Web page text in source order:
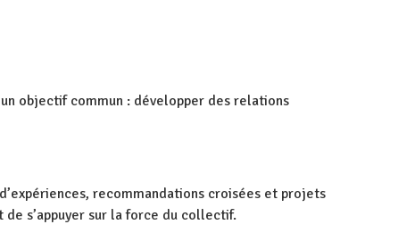
objectif commun : développer des relations
recommandations croisées et projets
s’appuyer sur la force du collectif.